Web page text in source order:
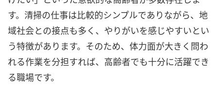
す。清掃の仕事は比較的シンプルでありながら、地
域社会との接点も多く、やりがいを感じやすいとい
う特徴があります。そのため、体力面が大きく問わ
れる作業を分担すれば、高齢者でも十分に活躍でき
る職場です。